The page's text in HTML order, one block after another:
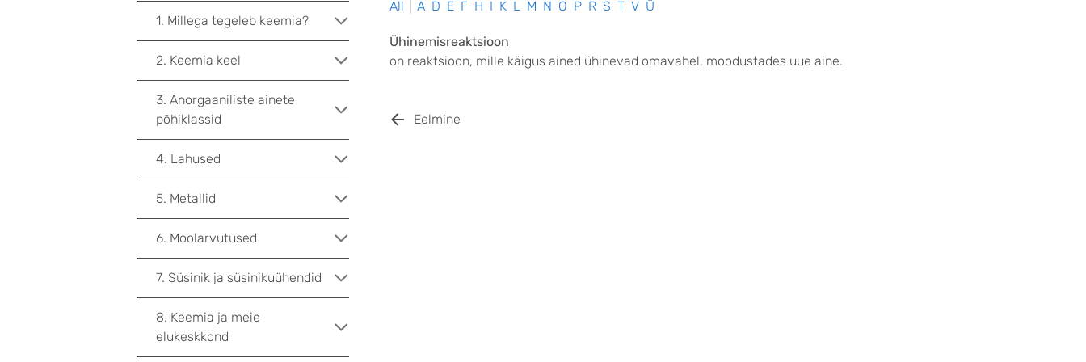
All A D E F H I K L M N O P R S T V Ü
Ühinemisreaktsioon
on reaktsioon, mille käigus ained ühinevad omavahel, moodustades uue aine.
Eelmine
1. Millega tegeleb keemia?
2. Keemia keel
3. Anorgaaniliste ainete
põhiklassid
4. Lahused
5. Metallid
6. Moolarvutused
7. Süsinik ja süsinikuühendid
8. Keemia ja meie
elukeskkond